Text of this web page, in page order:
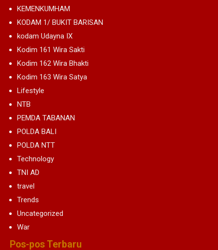
KEMENKUMHAM
KODAM 1/ BUKIT BARISAN
kodam Udayna IX
Kodim 161 Wira Sakti
Kodim 162 Wira Bhakti
Kodim 163 Wira Satya
Lifestyle
NTB
PEMDA TABANAN
POLDA BALI
POLDA NTT
Technology
TNI AD
travel
Trends
Uncategorized
War
Pos-pos Terbaru